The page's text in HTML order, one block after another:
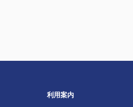
利用案内